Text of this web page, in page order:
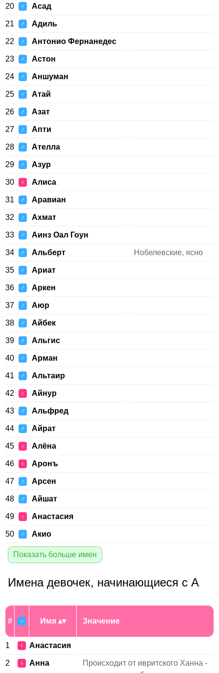
20 ♂ Асад
21 ♂ Адиль
22 ♂ Антонио Фернанедес
23 ♂ Астон
24 ♂ Аншуман
25 ♂ Атай
26 ♂ Азат
27 ♂ Апти
28 ♂ Ателла
29 ♂ Азур
30 ♀ Алиса
31 ♂ Аравиан
32 ♂ Ахмат
33 ♂ Аинз Оал Гоун
34 ♂ Альберт Нобелевские, ясно
35 ♂ Ариат
36 ♂ Аркен
37 ♂ Аюр
38 ♂ Айбек
39 ♂ Альгис
40 ♂ Арман
41 ♂ Альтаир
42 ♀ Айнур
43 ♂ Альфред
44 ♂ Айрат
45 ♀ Алёна
46 ♀ Аронъ
47 ♂ Арсен
48 ♂ Айшат
49 ♀ Анастасия
50 ♂ Акио
Показать больше имен
Имена девочек, начинающиеся с А
# ♂ Имя Значение
1 ♀ Анастасия
2 ♀ Анна
Происходит от ивритского Ханна -